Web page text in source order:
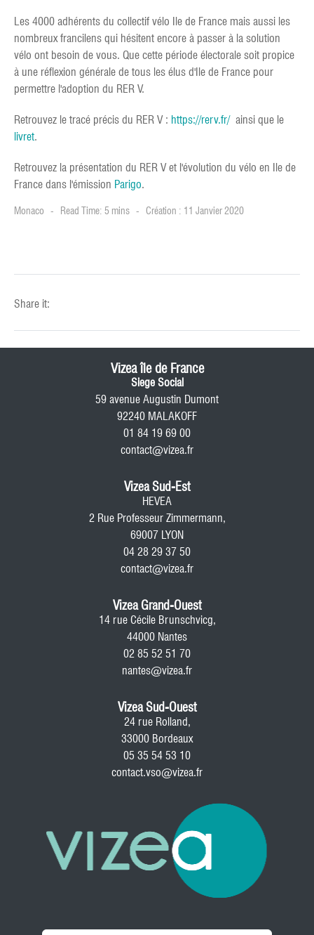
Les 4000 adhérents du collectif vélo Ile de France mais aussi les
nombreux francilens qui hésitent encore à passer à la solution
vélo ont besoin de vous. Que cette période électorale soit propice
à une réflexion générale de tous les élus d'Ile de France pour
permettre l'adoption du RER V.
Retrouvez le tracé précis du RER V : https://rerv.fr/ ainsi que le
livret.
Retrouvez la présentation du RER V et l'évolution du vélo en Ile de
France dans l'émission Parigo.
Monaco Read Time: 5 mins Création : 11 Janvier 2020
Share it:
Vizea île de France
Siege Social
59 avenue Augustin Dumont
92240 MALAKOFF
01 84 19 69 00
contact@vizea.fr
Vizea Sud-Est
HEVEA
2 Rue Professeur Zimmermann,
69007 LYON
04 28 29 37 50
contact@vizea.fr
Vizea Grand-Ouest
14 rue Cécile Brunschvicg,
44000 Nantes
02 85 52 51 70
nantes@vizea.fr
Vizea Sud-Ouest
24 rue Rolland,
33000 Bordeaux
05 35 54 53 10
contact.vso@vizea.fr